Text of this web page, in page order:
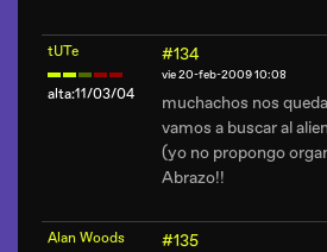
tUTe
alta:11/03/04
#134
vie 20-feb-2009 10:08
muchachos nos
vamos a buscar al
(yo no propongo
Abrazo!!
Alan Woods #135